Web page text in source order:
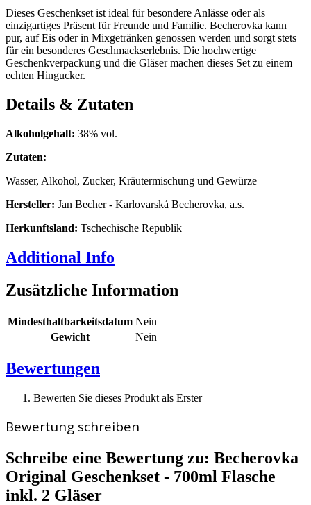
Dieses Geschenkset ist ideal für besondere Anlässe oder als
einzigartiges Präsent für Freunde und Familie. Becherovka kann
pur, auf Eis oder in Mixgetränken genossen werden und sorgt stets
für ein besonderes Geschmackserlebnis. Die hochwertige
Geschenkverpackung und die Gläser machen dieses Set zu einem
echten Hingucker.
Details & Zutaten
Alkoholgehalt: 38% vol.
Zutaten:
Wasser, Alkohol, Zucker, Kräutermischung und Gewürze
Hersteller: Jan Becher - Karlovarská Becherovka, a.s.
Herkunftsland: Tschechische Republik
Additional Info
Zusätzliche Information
Mindesthaltbarkeitsdatum Nein
Gewicht
Nein
Bewertungen
Bewerten Sie dieses Produkt als Erster
Bewertung schreiben
Schreibe eine Bewertung zu: Becherovka
Original Geschenkset - 700ml Flasche
inkl. 2 Gläser